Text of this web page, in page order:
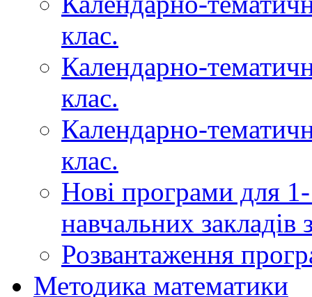
клас.
Календарно-
клас.
Календарно-
клас.
Нові програми для 1-
навчальних закладів
Розвантаження
Методика математики